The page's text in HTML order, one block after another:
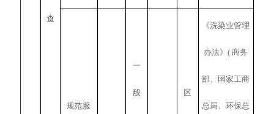
查
规范服
一
般 区
《洗染业管理
办法》( 商务
部、国家工商
总局、环保总